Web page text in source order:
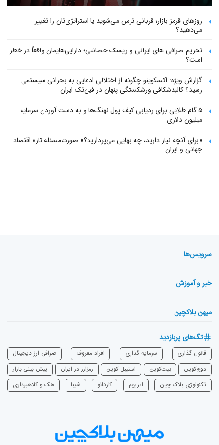
روزهای قرمز بازار؛ قربانی ترس می‌شوید یا استراتژی‌تان را تغییر
می‌دهید؟
تحریم صرافی های ایرانی و ریسک حضانتی؛ دارایی‌هایمان واقعاً در خطر
است؟
گزارش ویژه: اکسکوینو چگونه از اختلالی ادعایی به بحرانی سیستمی
رسید؟ کالبدشکافی ورشکستگی پنهان در فین‌تک ایران
۵ گام طلایی برای ردیابی کیف پول‌ نهنگ‌ها و به دست آوردن سرمایه
میلیون دلاری
«برای آنچه نیاز دارید، چه بهایی می‌پردازید؟» صورت‌مسئله تازه اقتصاد
جهانی و ایران
سرویس‌ها
خبر و آموزش
میهن بلاکچین
تگ‌های پربازدید
قانون گذاری سرمایه‌ گذاری افراد معروف
صرافی ارز دیجیتال
دوج‌کوین
بیت‌کوین استیبل کوین رمزارز در ایران
پیش بینی بازار
تکنولوژی بلاک چین
اتریوم ‌کاردانو شیبا هک و کلاهبرداری